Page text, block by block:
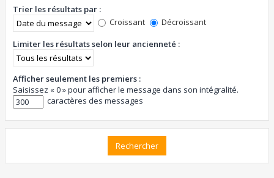
Trier les résultats par :
Croissant
Décroissant
Limiter les résultats selon leur ancienneté :
Afficher seulement les premiers :
Saisissez « 0 » pour afficher le message dans son intégralité.
caractères des messages